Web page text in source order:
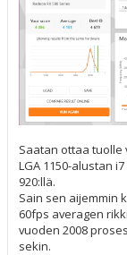
Saatan ottaa tuolle
LGA 1150-alustan
920:llä.
Sain sen aijemmin
60fps averagen
vuoden 2008
sekin.